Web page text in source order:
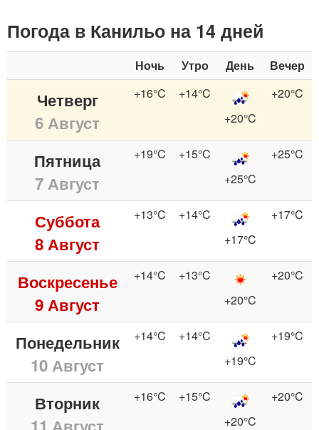
Погода в Канильо на 14 дней
Ночь Утро День Вечер
Четверг
6 Август
+16°C
+14°C
+20°C
+20°C
Пятница
7 Август
+19°C
+15°C
+25°C
+25°C
Суббота
8 Август
+13°C
+14°C
+17°C
+17°C
Воскресенье
9 Август
+14°C
+13°C
+20°C
+20°C
Понедельник
10 Август
+14°C
+14°C
+19°C
+19°C
Вторник
+16°C
+15°C
+20°C
+20°C